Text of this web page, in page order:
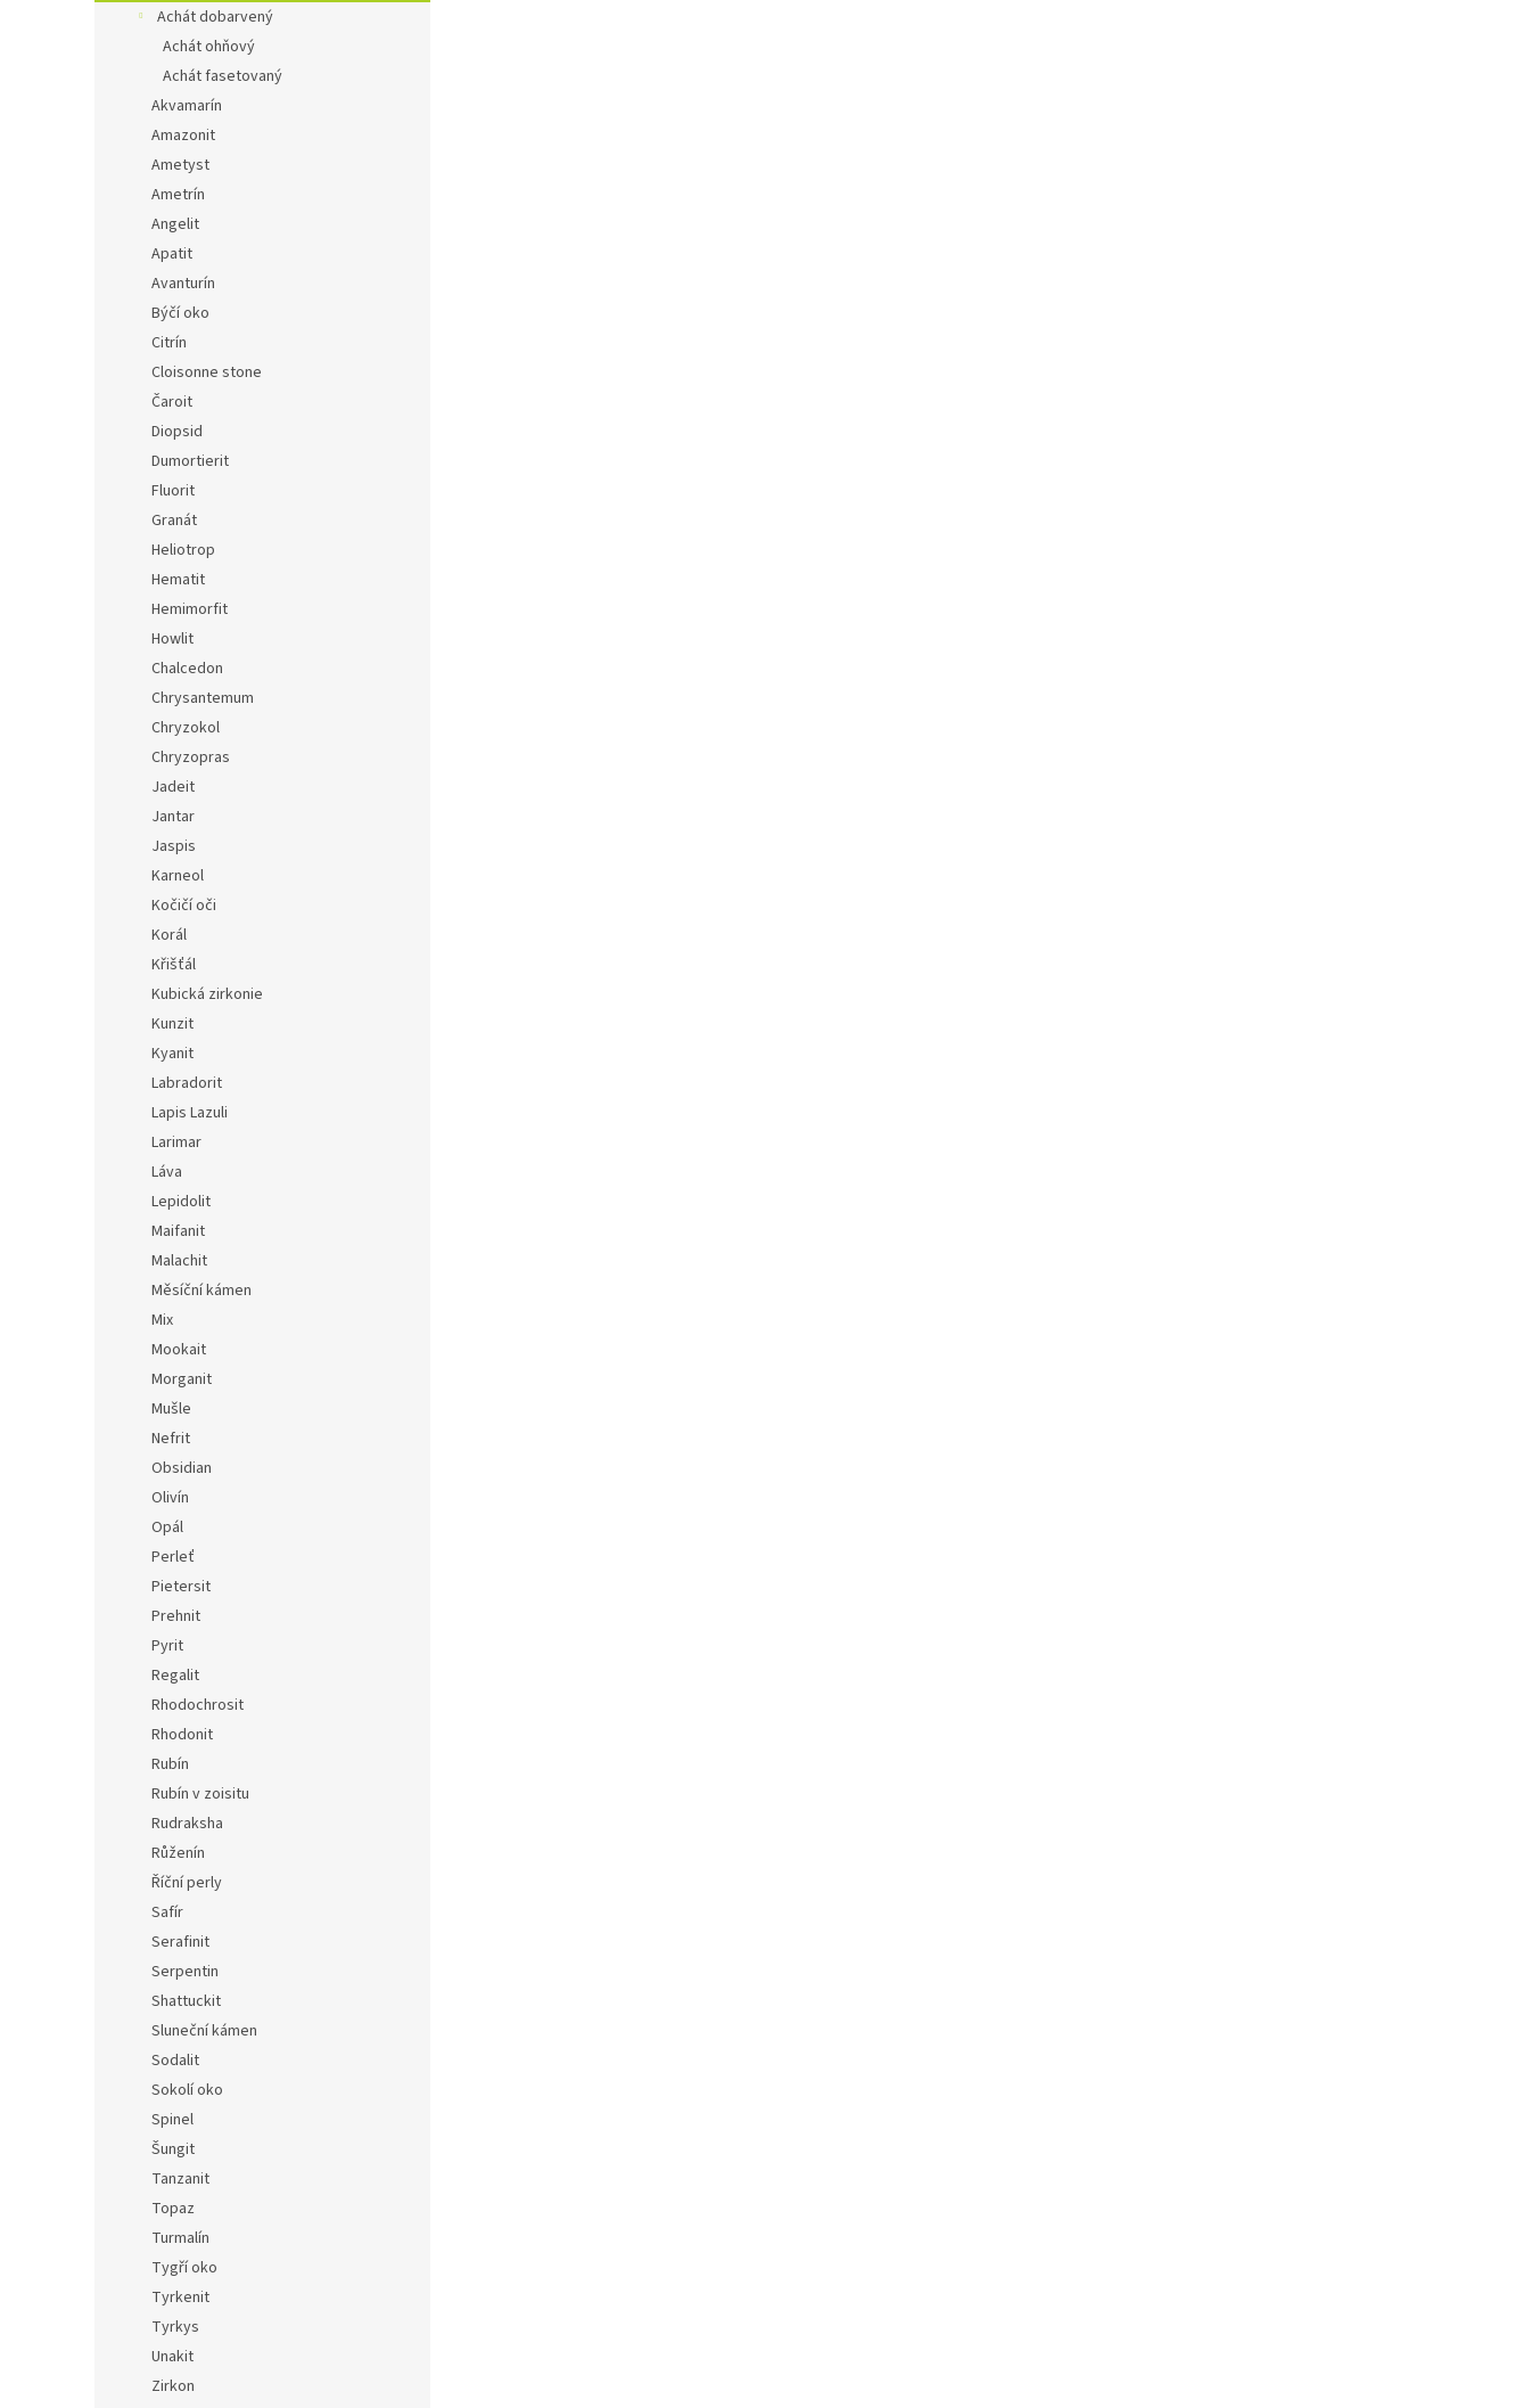
Achát dobarvený
Achát ohňový
Achát fasetovaný
Akvamarín
Amazonit
Ametyst
Ametrín
Angelit
Apatit
Avanturín
Býčí oko
Citrín
Cloisonne stone
Čaroit
Diopsid
Dumortierit
Fluorit
Granát
Heliotrop
Hematit
Hemimorfit
Howlit
Chalcedon
Chrysantemum
Chryzokol
Chryzopras
Jadeit
Jantar
Jaspis
Karneol
Kočičí oči
Korál
Křišťál
Kubická zirkonie
Kunzit
Kyanit
Labradorit
Lapis Lazuli
Larimar
Láva
Lepidolit
Maifanit
Malachit
Měsíční kámen
Mix
Mookait
Morganit
Mušle
Nefrit
Obsidian
Olivín
Opál
Perleť
Pietersit
Prehnit
Pyrit
Regalit
Rhodochrosit
Rhodonit
Rubín
Rubín v zoisitu
Rudraksha
Růženín
Říční perly
Safír
Serafinit
Serpentin
Shattuckit
Sluneční kámen
Sodalit
Sokolí oko
Spinel
Šungit
Tanzanit
Topaz
Turmalín
Tygří oko
Tyrkenit
Tyrkys
Unakit
Zirkon